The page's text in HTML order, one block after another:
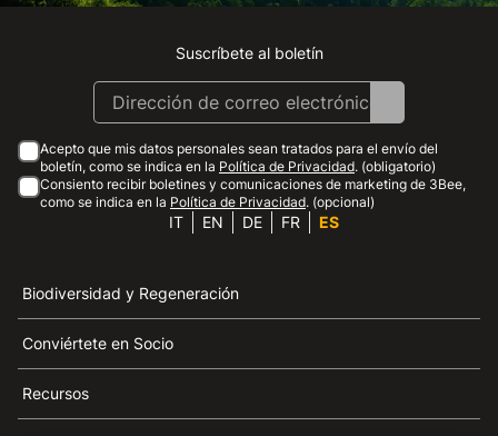
Instagram
Facebook
Linkedin
Youtube
Suscríbete al boletín
Acepto que mis datos personales sean tratados para el envío del
boletín, como se indica en la Política de Privacidad. (obligatorio)
Consiento recibir boletines y comunicaciones de marketing de 3Bee,
como se indica en la Política de Privacidad. (opcional)
IT EN DE FR ES
Biodiversidad y Regeneración
Conviértete en Socio
Recursos